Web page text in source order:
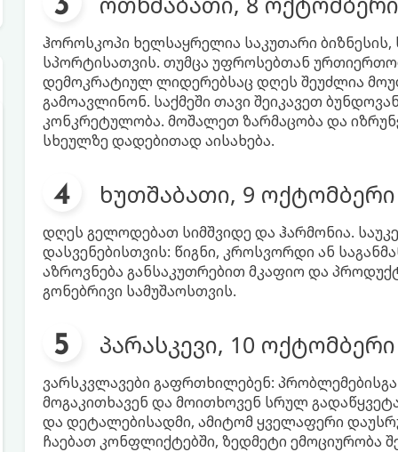
ჰოროსკოპი ხელსაყრელია საკუთარი ბიზნესის,
სპორტისათვის. თუმცა უფროსებთან
დემოკრატიულ ლიდერებსაც დღეს შეუძლია
გამოავლინონ. საქმეში თავი შეიკავეთ
კონკრეტულობა. მოშალეთ ზარმაცობა და
სხეულზე დადებითად აისახება.
ხუთშაბათი, 9 ოქტომბერი
დღეს გელოდებათ სიმშვიდე და ჰარმონია.
დასვენებისთვის: წიგნი, კროსვორდი ან
აზროვნება განსაკუთრებით მკაფიო და
გონებრივი სამუშაოსთვის.
პარასკევი, 10 ოქტომბერი
ვარსკვლავები გაფრთხილებენ:
მოგაკითხავენ და მოითხოვენ სრულ
და დეტალებისადმი, ამიტომ ყველაფერი
ჩაებათ კონფლიქტებში, ზედმეტი ემოციურობა